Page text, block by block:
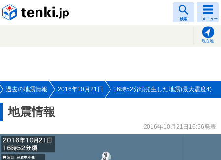
検索 メニュー
現在地
過去の地震情報 2016年10月21日 16時52分頃発生した地震(最大震度4)
地震情報
2016年10月21日16:56発表